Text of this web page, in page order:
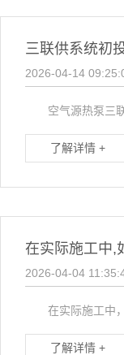
三联供系统初
2026-04-14
空气源热泵三联
了解详情 +
在实际施工中,
2026-04-04
在实际施工中，
了解详情 +